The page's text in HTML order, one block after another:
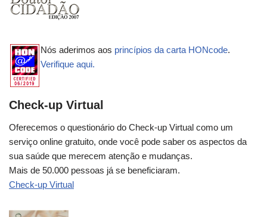
Nós aderimos aos princípios da carta HONcode.
Verifique aqui.
Check-up Virtual
Oferecemos o questionário do Check-up Virtual como um
serviço online gratuito, onde você pode saber os aspectos da
sua saúde que merecem atenção e mudanças.
Mais de 50.000 pessoas já se beneficiaram.
Check-up Virtual